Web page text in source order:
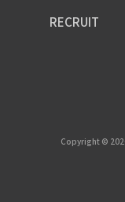
RECRUIT
Copyright ©